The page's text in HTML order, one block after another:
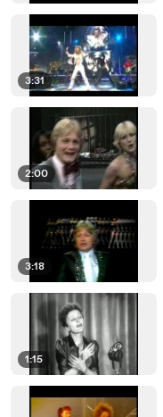
3:31
2:00
3:18
1:15